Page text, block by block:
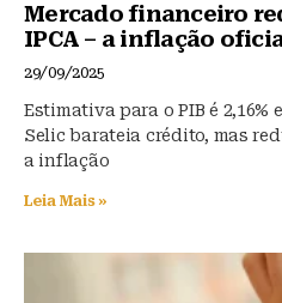
Mercado financeiro
IPCA – a inflação
29/09/2025
Estimativa para o PIB é
Selic barateia crédito, mas
a inflação
Leia Mais »